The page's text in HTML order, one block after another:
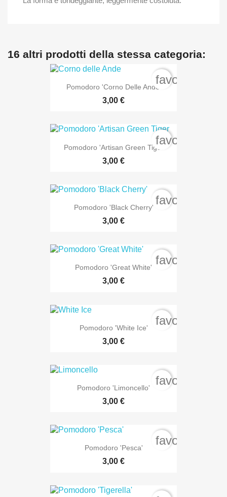
16 altri prodotti della stessa categoria:
Pomodoro 'Corno Delle Ande'
3,00 €
Pomodoro 'Artisan Green Tiger
3,00 €
Pomodoro 'Black Cherry'
3,00 €
Pomodoro 'Great White'
3,00 €
Pomodoro 'White Ice'
3,00 €
Pomodoro 'Limoncello'
3,00 €
Pomodoro 'Pesca'
3,00 €